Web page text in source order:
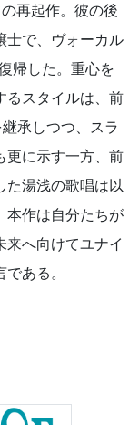
再起作。彼の後
士で、ヴォーカル
帰した。重心を
るスタイルは、前
承しつつ、スラ
更に示す一方、前
た湯浅の歌唱は以
本作は自分たちが
へ向けてユナイ
ある。